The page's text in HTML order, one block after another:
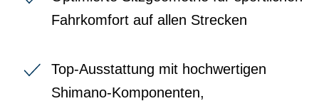
Fahrkomfort auf allen Strecken
Top-Ausstattung mit hochwertigen
Shimano-Komponenten,